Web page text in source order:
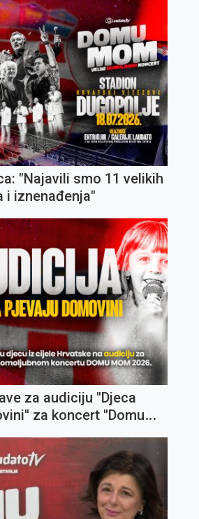
"Najavili smo 11 velikih
i iznenađenja"
za audiciju ''Djeca
za koncert ''Domu